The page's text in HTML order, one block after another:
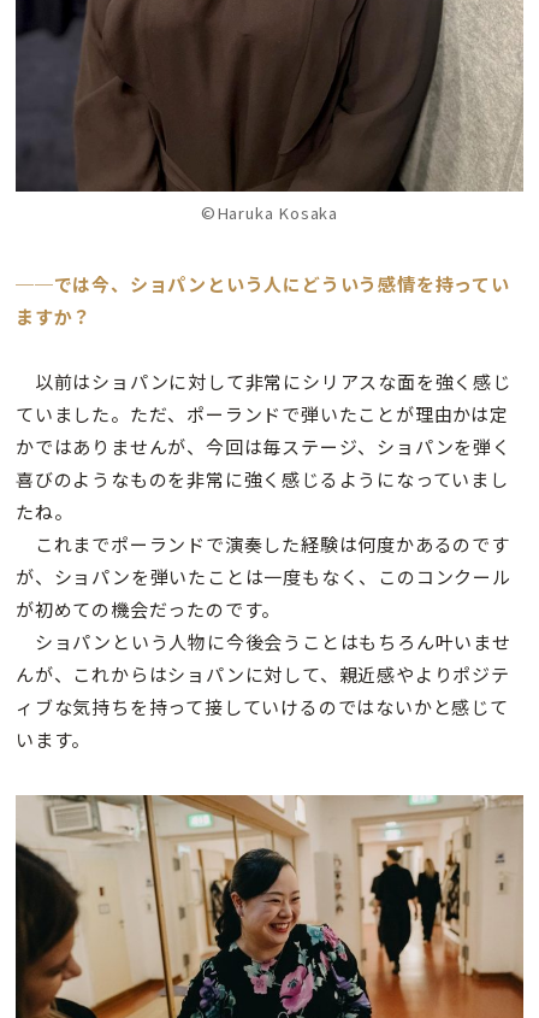
©Haruka Kosaka
──では今、ショパンという人にどういう感情を持ってい
ますか？
以前はショパンに対して非常にシリアスな面を強く感じ
ていました。ただ、ポーランドで弾いたことが理由かは定
かではありませんが、今回は毎ステージ、ショパンを弾く
喜びのようなものを非常に強く感じるようになっていまし
たね。
これまでポーランドで演奏した経験は何度かあるのです
が、ショパンを弾いたことは一度もなく、このコンクール
が初めての機会だったのです。
ショパンという人物に今後会うことはもちろん叶いませ
んが、これからはショパンに対して、親近感やよりポジテ
ィブな気持ちを持って接していけるのではないかと感じて
います。